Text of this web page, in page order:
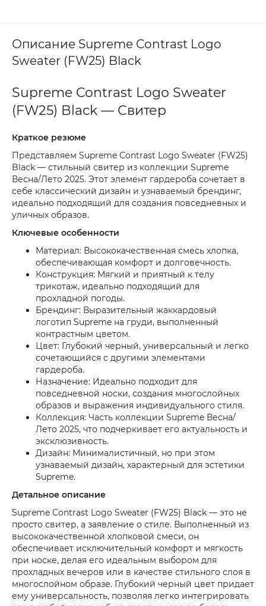
Описание Supreme Contrast Logo
Sweater (FW25) Black
Supreme Contrast Logo Sweater
(FW25) Black — Свитер
Краткое резюме
Представляем Supreme Contrast Logo Sweater (FW25)
Black — стильный свитер из коллекции Supreme
Весна/Лето 2025. Этот элемент гардероба сочетает в
себе классический дизайн и узнаваемый брендинг,
идеально подходящий для создания повседневных и
уличных образов.
Ключевые особенности
Материал: Высококачественная смесь хлопка,
обеспечивающая комфорт и долговечность.
Конструкция: Мягкий и приятный к телу
трикотаж, идеально подходящий для
прохладной погоды.
Брендинг: Выразительный жаккардовый
логотип Supreme на груди, выполненный
контрастным цветом.
Цвет: Глубокий черный, универсальный и легко
сочетающийся с другими элементами
гардероба.
Назначение: Идеально подходит для
повседневной носки, создания многослойных
образов и выражения индивидуального стиля.
Коллекция: Часть коллекции Supreme Весна/
Лето 2025, что подчеркивает его актуальность и
эксклюзивность.
Дизайн: Минималистичный, но при этом
узнаваемый дизайн, характерный для эстетики
Supreme.
Детальное описание
Supreme Contrast Logo Sweater (FW25) Black — это не
просто свитер, а заявление о стиле. Выполненный из
высококачественной хлопковой смеси, он
обеспечивает исключительный комфорт и мягкость
при носке, делая его идеальным выбором для
прохладных вечеров или в качестве стильного слоя в
многослойном образе. Глубокий черный цвет придает
ему универсальность, позволяя легко интегрировать